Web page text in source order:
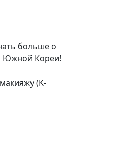
больше о
Южной Кореи!
(K-